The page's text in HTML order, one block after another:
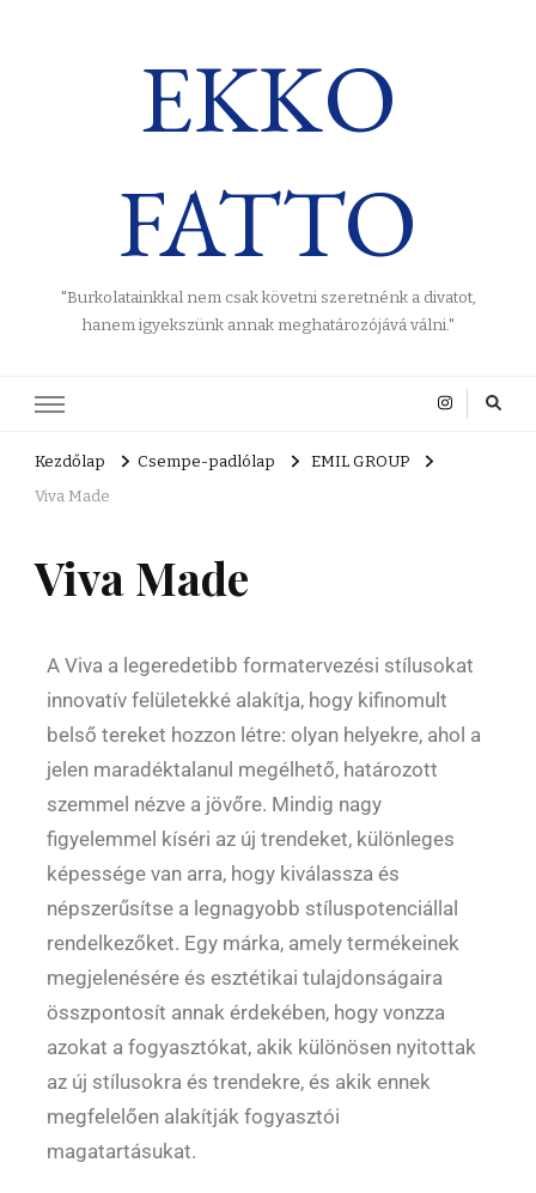
EKKO
FATTO
"Burkolatainkkal nem csak követni szeretnénk a divatot,
hanem igyekszünk annak meghatározójává válni."
Kezdőlap Csempe-padlólap
EMIL GROUP
Viva Made
Viva Made
A Viva a legeredetibb formatervezési stílusokat
innovatív felületekké alakítja, hogy kifinomult
belső tereket hozzon létre: olyan helyekre, ahol a
jelen maradéktalanul megélhető, határozott
szemmel nézve a jövőre. Mindig nagy
figyelemmel kíséri az új trendeket, különleges
képessége van arra, hogy kiválassza és
népszerűsítse a legnagyobb stíluspotenciállal
rendelkezőket. Egy márka, amely termékeinek
megjelenésére és esztétikai tulajdonságaira
összpontosít annak érdekében, hogy vonzza
azokat a fogyasztókat, akik különösen nyitottak
az új stílusokra és trendekre, és akik ennek
megfelelően alakítják fogyasztói
magatartásukat.